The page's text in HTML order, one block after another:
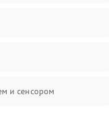
и сенсором